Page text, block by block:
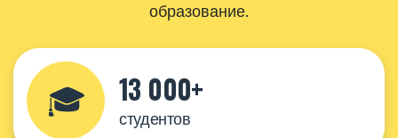
образование.
🎓 13 000+
студентов